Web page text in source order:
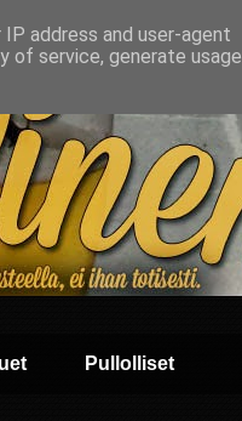
Pullolliset
address and user-agent
of service, generate usage